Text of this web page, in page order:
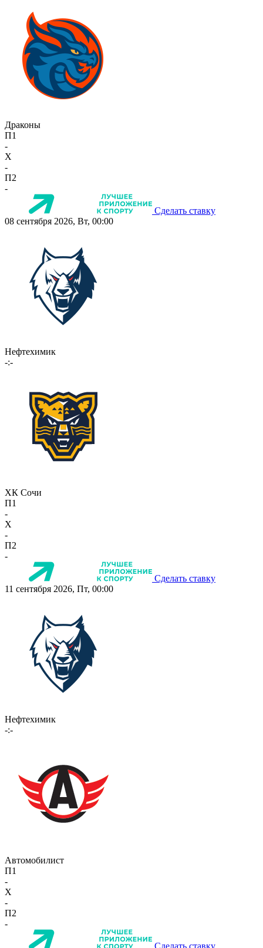
Драконы
П1
-
X
-
П2
-
Сделать ставку
08 сентября 2026, Вт, 00:00
Нефтехимик
-:-
ХК Сочи
П1
-
X
-
П2
-
Сделать ставку
11 сентября 2026, Пт, 00:00
Нефтехимик
-:-
Автомобилист
П1
-
X
-
П2
-
Сделать ставку